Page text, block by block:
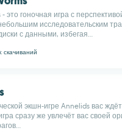
- это гоночная игра с
исследовательским
с данными, избегая...
скачиваний
экшн-игре Annelids вас
сразу же увлечёт вас своей